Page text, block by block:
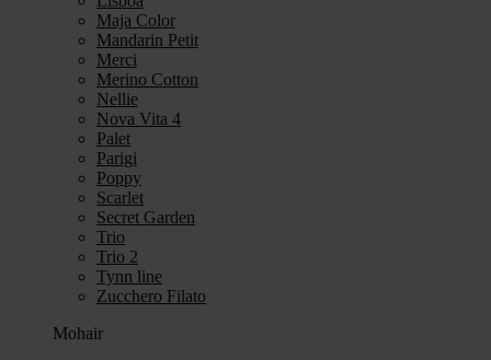
Maja Color
Mandarin Petit
Merci
Merino Cotton
Nellie
Nova Vita 4
Palet
Parigi
Poppy
Scarlet
Secret Garden
Trio
Trio 2
Tynn line
Zucchero Filato
Mohair